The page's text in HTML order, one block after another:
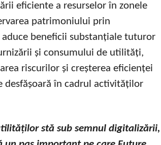
eficiente a resurselor în zonele
patrimoniului prin
beneficii substanțiale tuturor
și consumului de utilități,
riscurilor și creșterea eficienței
desfășoară în cadrul activităților
stă sub semnul digitalizării,